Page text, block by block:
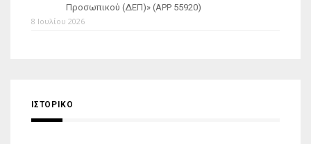
Προσωπικού (ΔΕΠ)» (APP 55920)
8 Ιουλίου 2026
ΙΣΤΟΡΙΚΌ